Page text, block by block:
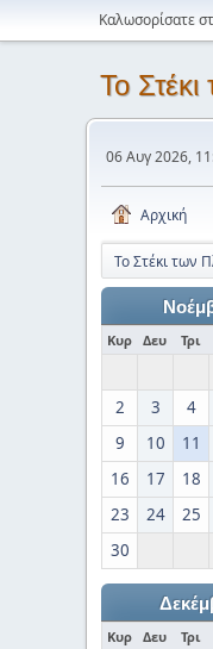
Καλωσορίσατε
Το
06 Αυγ 2026,
Αρχική
Το Στέκι των
Κυρ Δευ Τρι
2
3 4
9
10 11
16
17 18
23
24 25
30
Κυρ Δευ Τρι